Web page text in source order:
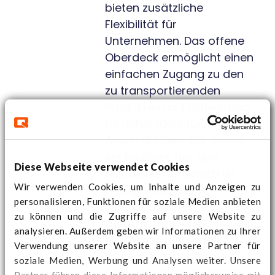
Diese Webseite verwendet Cookies
Wir verwenden Cookies, um Inhalte und Anzeigen zu
personalisieren, Funktionen für soziale Medien anbieten
zu können und die Zugriffe auf unsere Website zu
analysieren. Außerdem geben wir Informationen zu Ihrer
Verwendung unserer Website an unsere Partner für
soziale Medien, Werbung und Analysen weiter. Unsere
bieten zusätzliche
Flexibilität für
Unternehmen. Das offene
Oberdeck ermöglicht einen
einfachen Zugang zu den
zu transportierenden
Anwendungen, bei denen
Entladen erforderlich ist.
Das geschlossene
Oberdeck bietet
zusätzlichen Schutz für die
zu transportierenden
Waren und ist ideal für